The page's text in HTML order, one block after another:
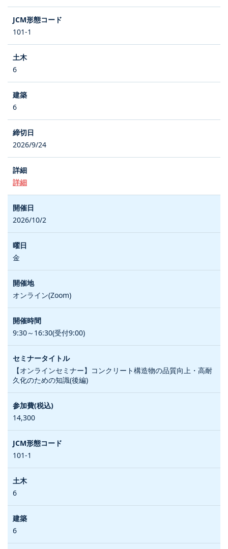
101-1
6
6
2026/9/24
詳細
2026/10/2
金
オンライン(Zoom)
9:30～16:30(受付9:00)
【オンラインセミナー】コンクリート構造物の品質向上・高耐
久化のための知識(後編)
14,300
101-1
6
6